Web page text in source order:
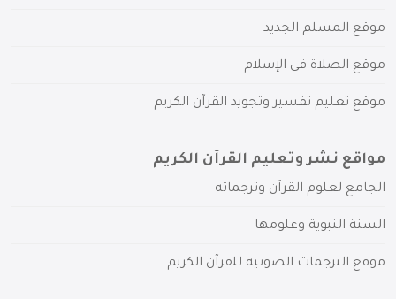
موقع المسلم الجديد
موقع الصلاة في الإسلام
موقع تعليم تفسير وتجويد القرآن الكريم
مواقع نشر وتعليم القرآن الكريم
الجامع لعلوم القرآن وترجماته
السنة النبوية وعلومها
موقع الترجمات الصوتية للقرآن الكريم